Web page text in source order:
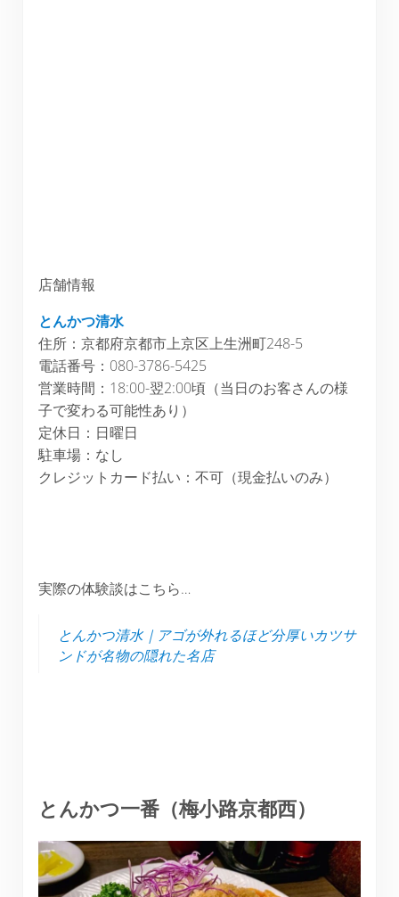
店舗情報
とんかつ清水
住所：京都府京都市上京区上生洲町248-5
電話番号：080-3786-5425
営業時間：18:00-翌2:00頃（当日のお客さんの様
子で変わる可能性あり）
定休日：日曜日
駐車場：なし
クレジットカード払い：不可（現金払いのみ）
実際の体験談はこちら…
とんかつ清水｜アゴが外れるほど分厚いカツサ
ンドが名物の隠れた名店
とんかつ一番（梅小路京都西）